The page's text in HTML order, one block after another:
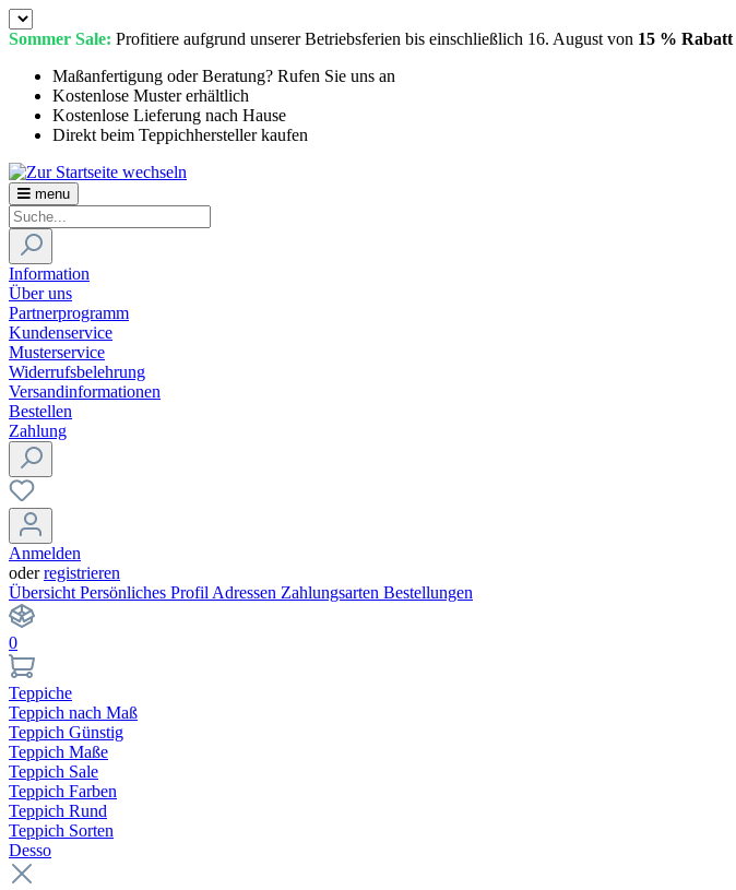
Sommer Sale: Profitiere aufgrund unserer Betriebsferien bis einschließlich 16. August von 15 % Rabatt
Maßanfertigung oder Beratung? Rufen Sie uns an
Kostenlose Muster erhältlich
Kostenlose Lieferung nach Hause
Direkt beim Teppichhersteller kaufen
menu
Information
Über uns
Partnerprogramm
Kundenservice
Musterservice
Widerrufsbelehrung
Versandinformationen
Bestellen
Zahlung
Anmelden
oderregistrieren
Übersicht Persönliches Profil Adressen Zahlungsarten Bestellungen
0
Teppiche
Teppich nach Maß
Teppich Günstig
Teppich Maße
Teppich Sale
Teppich Farben
Teppich Rund
Teppich Sorten
Desso